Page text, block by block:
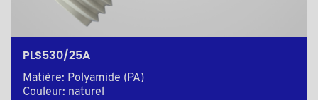
PLS530/25A
Matière: Polyamide (PA)
Couleur: naturel